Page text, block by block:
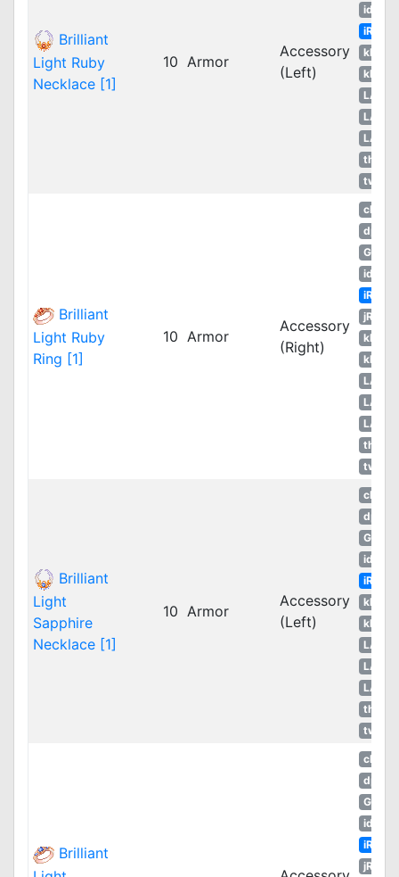
Brilliant
Light Ruby
Necklace [1]
10 Armor
Accessory
(Left)
idRO
iRO
kROM
kROS
thROG
twRO
Brilliant
Light Ruby
Ring [1]
10 Armor
Accessory
(Right)
cRO
dpRO
GGH
idRO
iRO
jRO
kROM
kROS
thROG
twRO
Brilliant
Light
Sapphire
Necklace [1]
10 Armor
Accessory
(Left)
cRO
dpRO
GGH
idRO
iRO
kROM
kROS
thROG
twRO
Brilliant
cRO
dpRO
GGH
idRO
iRO
jRO